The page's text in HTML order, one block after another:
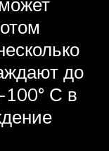
до
100° С в